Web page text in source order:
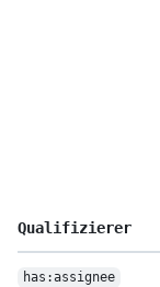
Qualifizierer
has:assignee